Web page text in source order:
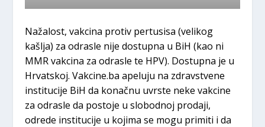
Nažalost, vakcina protiv pertusisa (velikog
kašlja) za odrasle nije dostupna u BiH (kao ni
MMR vakcina za odrasle te HPV). Dostupna je u
Hrvatskoj. Vakcine.ba apeluju na zdravstvene
institucije BiH da konačnu uvrste neke vakcine
za odrasle da postoje u slobodnoj prodaji,
odrede institucije u kojima se mogu primiti i da